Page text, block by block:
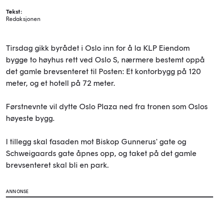
Tekst:
Redaksjonen
Tirsdag gikk byrådet i Oslo inn for å la KLP Eiendom
bygge to høyhus rett ved Oslo S, nærmere bestemt oppå
det gamle brevsenteret til Posten: Et kontorbygg på 120
meter, og et hotell på 72 meter.
Førstnevnte vil dytte Oslo Plaza ned fra tronen som Oslos
høyeste bygg.
I tillegg skal fasaden mot Biskop Gunnerus' gate og
Schweigaards gate åpnes opp, og taket på det gamle
brevsenteret skal bli en park.
ANNONSE